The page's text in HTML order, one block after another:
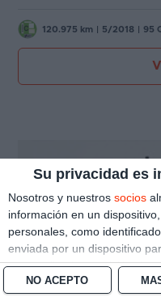
Su privacidad es
Nosotros y nuestros socios
información en un
personales, como
enviada por un dispositivo
personalizado, medición de
de audiencia y desarrollo de
NO ACEPTO
120.975 km 5/2018 95